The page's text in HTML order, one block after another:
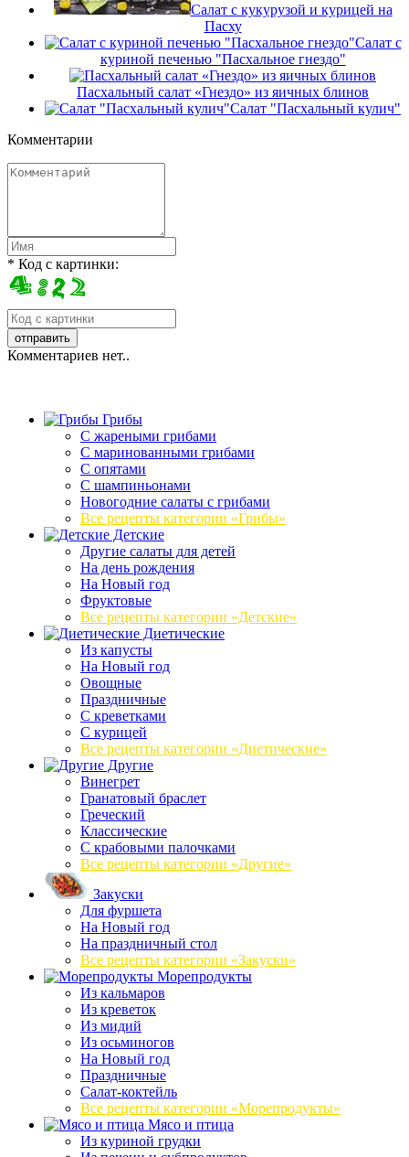
Салат с кукурузой и курицей на
Пасху
Салат с
куриной печенью "Пасхальное гнездо"
Пасхальный салат «Гнездо» из яичных блинов
Салат "Пасхальный кулич"
Комментарии
* Код с картинки:
Комментариев нет..
Грибы
C жареными грибами
C маринованными грибами
C опятами
C шампиньонами
Новогодние салаты с грибами
Все рецепты категории «Грибы»
Детские
Другие салаты для детей
На день рождения
На Новый год
Фруктовые
Все рецепты категории «Детские»
Диетические
Из капусты
На Новый год
Овощные
Праздничные
С креветками
С курицей
Все рецепты категории «Диетические»
Другие
Винегрет
Гранатовый браслет
Греческий
Классические
С крабовыми палочками
Все рецепты категории «Другие»
Закуски
Для фуршета
На Новый год
На праздничный стол
Все рецепты категории «Закуски»
Морепродукты
Из кальмаров
Из креветок
Из мидий
Из осьминогов
На Новый год
Праздничные
Салат-коктейль
Все рецепты категории «Морепродукты»
Мясо и птица
Из куриной грудки